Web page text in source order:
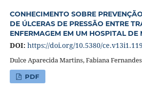
CONHECIMENTO SOBRE
DE ÚLCERAS DE PRESSÃO ENTRE
ENFERMAGEM EM UM HOSPITAL DE
DOI: https://doi.org/10.5380/
Dulce Aparecida Martins, Fabiana
PDF